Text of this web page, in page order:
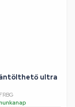
ultra